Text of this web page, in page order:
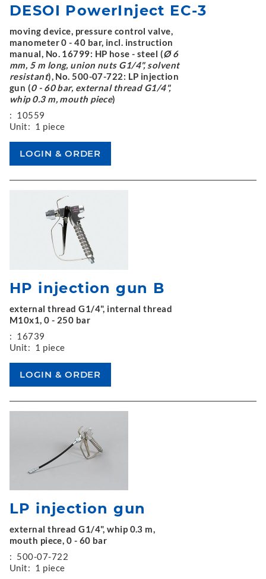
DESOI PowerInject EC-3
moving device, pressure control valve,
manometer 0 - 40 bar, incl. instruction
manual, No. 16799: HP hose - steel (Ø 6
mm, 5 m long, union nuts G1/4", solvent
resistant), No. 500-07-722: LP injection
gun (0 - 60 bar, external thread G1/4",
whip 0.3 m, mouth piece)
: 10559
Unit: 1 piece
HP injection gun B
external thread G1/4", internal thread
M10x1, 0 - 250 bar
: 16739
Unit: 1 piece
LP injection gun
external thread G1/4", whip 0.3 m,
mouth piece, 0 - 60 bar
: 500-07-722
Unit: 1 piece